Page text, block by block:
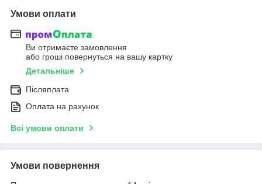
Умови оплати
Ви отримаєте замовлення
або гроші повернуться на вашу картку
Детальніше
Післяплата
Оплата на рахунок
Всі умови оплати
Умови повернення